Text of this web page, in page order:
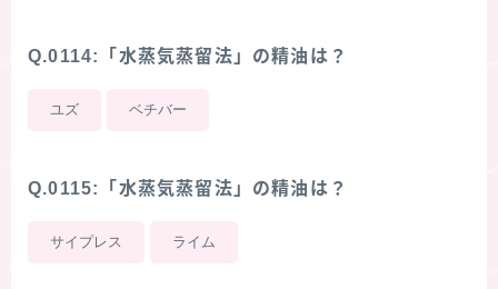
Q.0114:「水蒸気蒸留法」の精油は？
ユズ ベチバー
Q.0115:「水蒸気蒸留法」の精油は？
サイプレス ライム